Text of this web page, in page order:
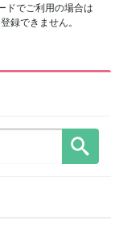
ドでご利用の場合は
録できません。